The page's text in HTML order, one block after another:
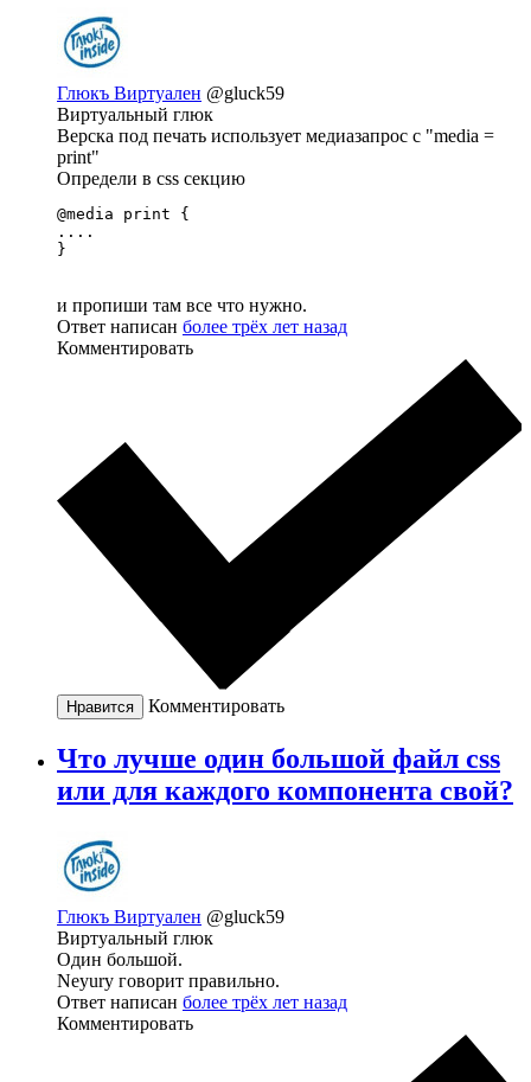
Глюкъ Виртуален @gluck59
Виртуальный глюк
Верска под печать использует медиазапрос с "media =
print"
Определи в css секцию
@media print {
....
}
и пропиши там все что нужно.
Ответ написан более трёх лет назад
Комментировать
Нравится Комментировать
Что лучше один большой файл css
или для каждого компонента свой?
Глюкъ Виртуален @gluck59
Виртуальный глюк
Один большой.
Neyury говорит правильно.
Ответ написан более трёх лет назад
Комментировать